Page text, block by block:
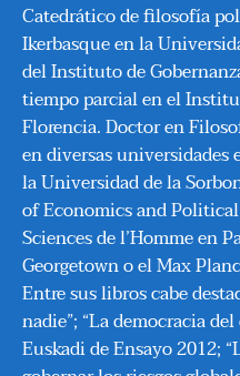
Catedrático de filosofía
Ikerbasque en la
del Instituto de
tiempo parcial en el
Florencia. Doctor en
en diversas universidades
la Universidad de la
of Economics and
Sciences de l’Homme en
Georgetown o el Max
Entre sus libros cabe
nadie”; “La democracia
Euskadi de Ensayo 2012;